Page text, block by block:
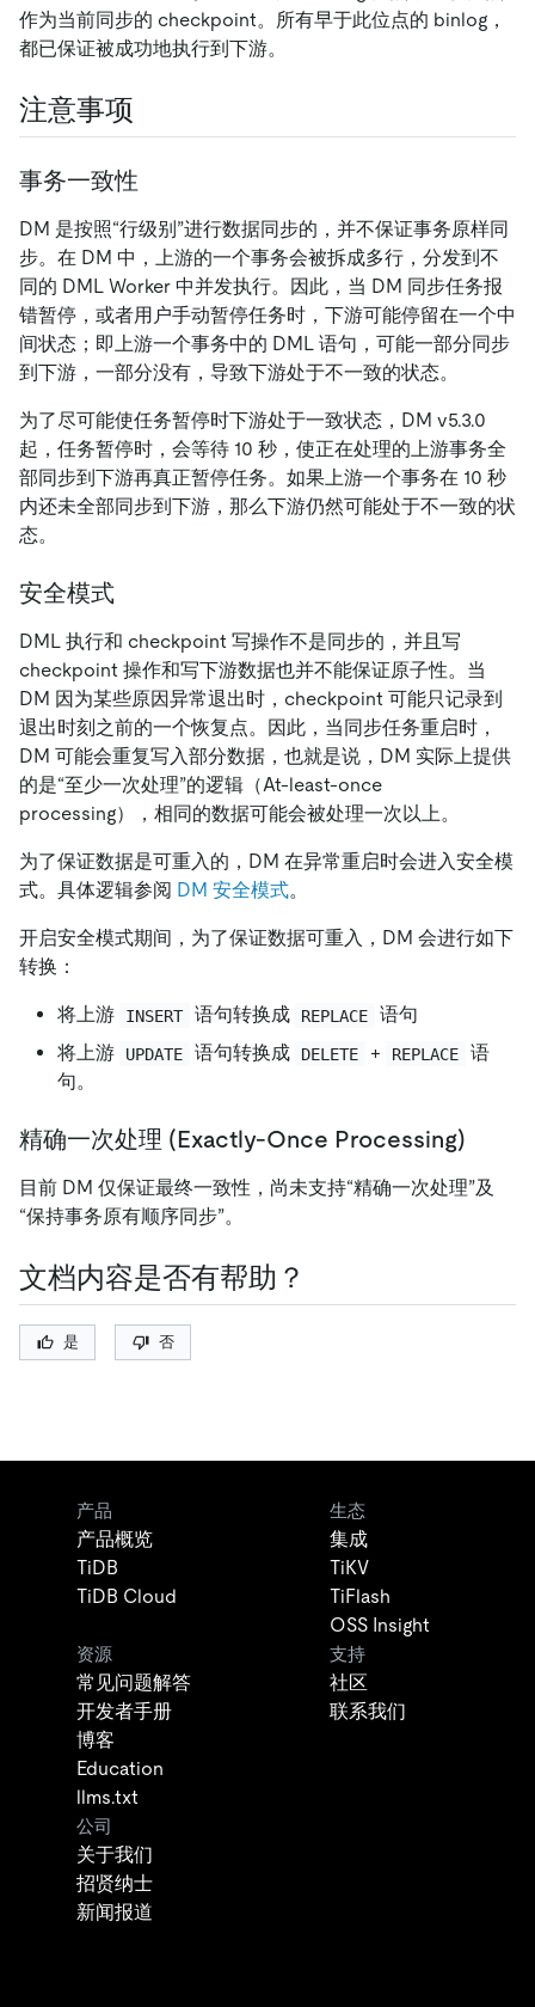
作为当前同步的 checkpoint。所有早于此位点的 binlog，
都已保证被成功地执行到下游。
注意事项
事务一致性
DM 是按照“行级别”进行数据同步的，并不保证事务原样同
步。在 DM 中，上游的一个事务会被拆成多行，分发到不
同的 DML Worker 中并发执行。因此，当 DM 同步任务报
错暂停，或者用户手动暂停任务时，下游可能停留在一个中
间状态；即上游一个事务中的 DML 语句，可能一部分同步
到下游，一部分没有，导致下游处于不一致的状态。
为了尽可能使任务暂停时下游处于一致状态，DM v5.3.0
起，任务暂停时，会等待 10 秒，使正在处理的上游事务全
部同步到下游再真正暂停任务。如果上游一个事务在 10 秒
内还未全部同步到下游，那么下游仍然可能处于不一致的状
态。
安全模式
DML 执行和 checkpoint 写操作不是同步的，并且写
checkpoint 操作和写下游数据也并不能保证原子性。当
DM 因为某些原因异常退出时，checkpoint 可能只记录到
退出时刻之前的一个恢复点。因此，当同步任务重启时，
DM 可能会重复写入部分数据，也就是说，DM 实际上提供
的是“至少一次处理”的逻辑（At-least-once
processing），相同的数据可能会被处理一次以上。
为了保证数据是可重入的，DM 在异常重启时会进入安全模
式。具体逻辑参阅 DM 安全模式。
开启安全模式期间，为了保证数据可重入，DM 会进行如下
转换：
将上游 INSERT 语句转换成 REPLACE
语句
将上游
UPDATE 语句转换成 DELETE + REPLACE
语
句。
精确一次处理 (Exactly-Once Processing)
目前 DM 仅保证最终一致性，尚未支持“精确一次处理”及
“保持事务原有顺序同步”。
文档内容是否有帮助？
是 否
产品
产品概览
TiDB
TiDB Cloud
生态
集成
TiKV
TiFlash
OSS Insight
资源
常见问题解答
开发者手册
博客
Education
llms.txt
支持
社区
联系我们
公司
关于我们
招贤纳士
新闻报道